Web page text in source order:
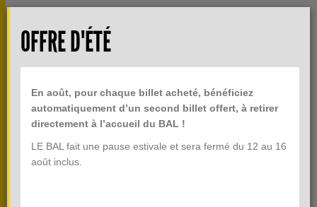
Aller au contenu principal
TOGGLE
NAVIGATION
MENU
BILLETTERIE
CONVERSATION AUTOUR DE
OFFRE D'ÉTÉ
En août, pour chaque billet acheté, bénéficiez
automatiquement d’un second billet offert, à retirer
directement à l’accueil du BAL !
LE BAL fait une pause estivale et sera fermé du 12 au 16
août inclus.